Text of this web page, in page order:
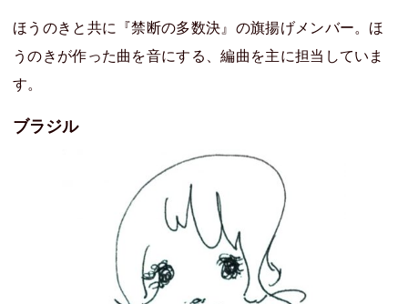
ほうのきと共に『禁断の多数決』の旗揚げメンバー。ほ
うのきが作った曲を音にする、編曲を主に担当していま
す。
ブラジル